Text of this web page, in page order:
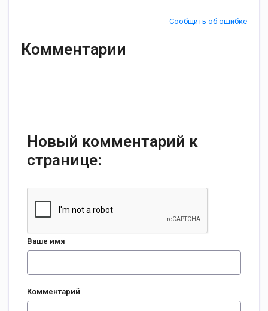
Сообщить об ошибке
Комментарии
Новый комментарий к
странице:
Ваше имя
Комментарий